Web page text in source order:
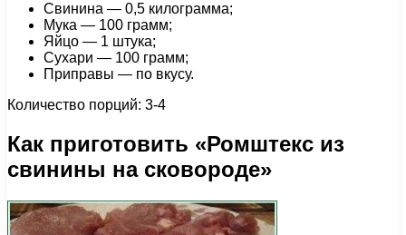
Свинина — 0,5 килограмма;
Мука — 100 грамм;
Яйцо — 1 штука;
Сухари — 100 грамм;
Приправы — по вкусу.
Количество порций: 3-4
Как приготовить «Ромштекс из
свинины на сковороде»